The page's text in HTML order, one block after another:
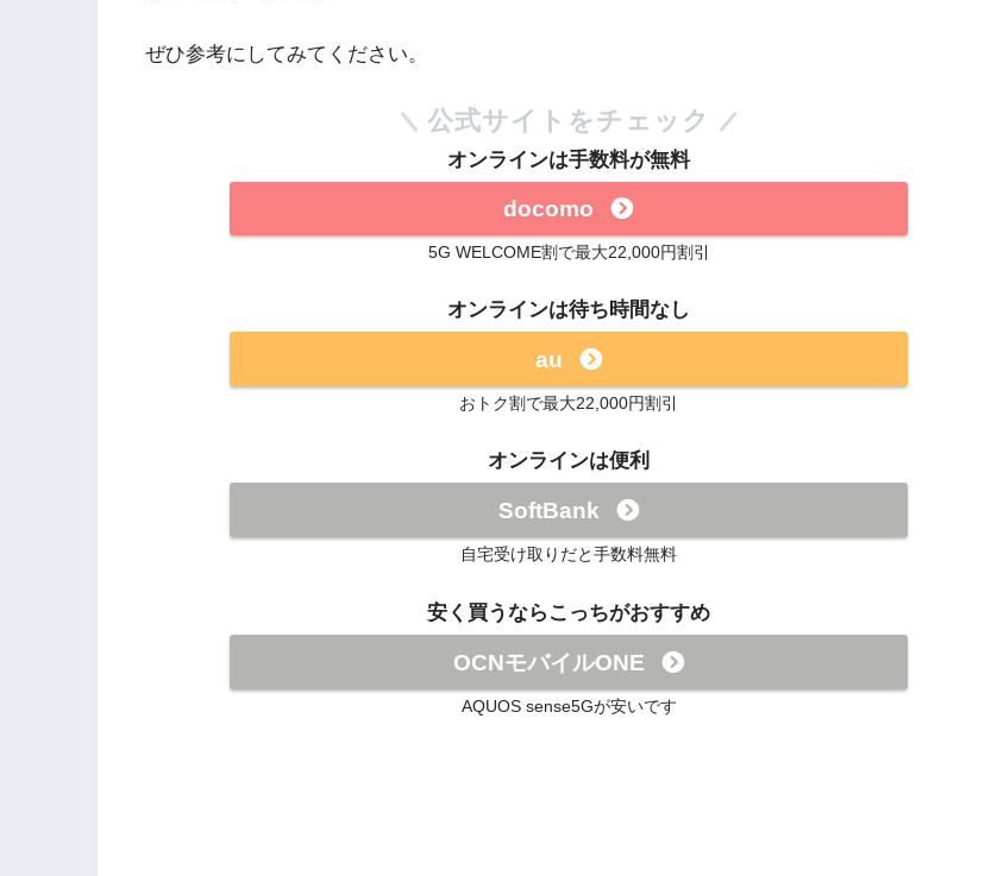
ぜひ参考にしてみてください。
公式サイトをチェック
オンラインは手数料が無料
docomo
5G WELCOME割で最大22,000円割引
オンラインは待ち時間なし
au
おトク割で最大22,000円割引
オンラインは便利
SoftBank
自宅受け取りだと手数料無料
安く買うならこっちがおすすめ
OCNモバイルONE
AQUOS sense5Gが安いです